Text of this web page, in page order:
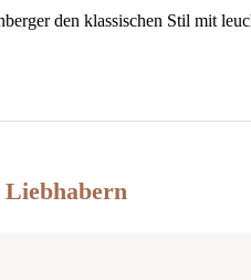
den klassischen Stil mit
Liebhabern